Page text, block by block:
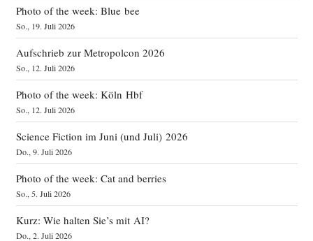
Photo of the week: Blue bee
So., 19. Juli 2026
Aufschrieb zur Metropolcon 2026
So., 12. Juli 2026
Photo of the week: Köln Hbf
So., 12. Juli 2026
Science Fiction im Juni (und Juli) 2026
Do., 9. Juli 2026
Photo of the week: Cat and berries
So., 5. Juli 2026
Kurz: Wie halten Sie’s mit AI?
Do., 2. Juli 2026